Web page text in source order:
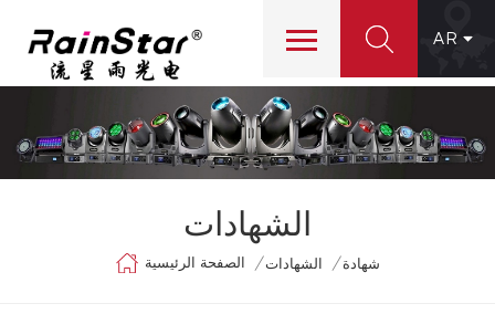
AR
الشهادات
الصفحة الرئيسية / الشهادات / شهادة